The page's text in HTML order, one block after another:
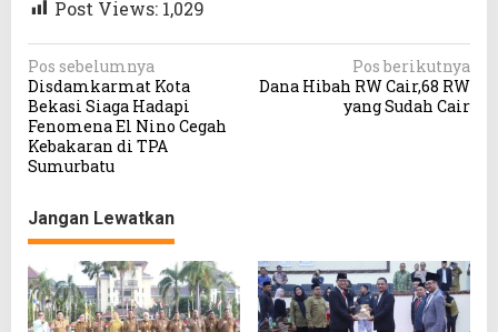
Post Views: 1,029
N
a
v
i
a
s
i
p
Pos sebelumnya
Disdamkarmat Kota
Bekasi Siaga Hadapi
Fenomena El Nino Cegah
Kebakaran di TPA
Sumurbatu
Pos berikutnya
Dana Hibah RW Cair,68 RW
yang Sudah Cair
Jangan Lewatkan